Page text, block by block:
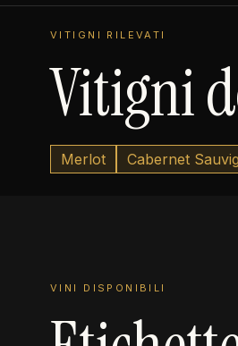
VITIGNI RILEVATI
Vitigni
Merlot Cabernet
VINI DISPONIBILI